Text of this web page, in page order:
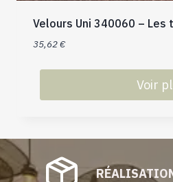
Velours Uni 340060 – Les
35,62€
Voir
a
plusieurs
variations.